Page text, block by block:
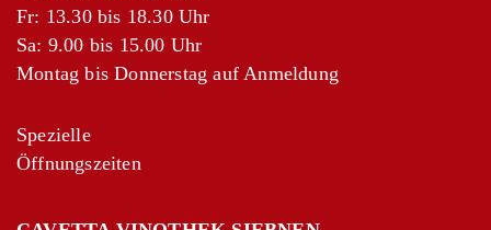
Fr: 13.30 bis 18.30 Uhr
Sa: 9.00 bis 15.00 Uhr
Montag bis Donnerstag auf Anmeldung
Spezielle
Öffnungszeiten